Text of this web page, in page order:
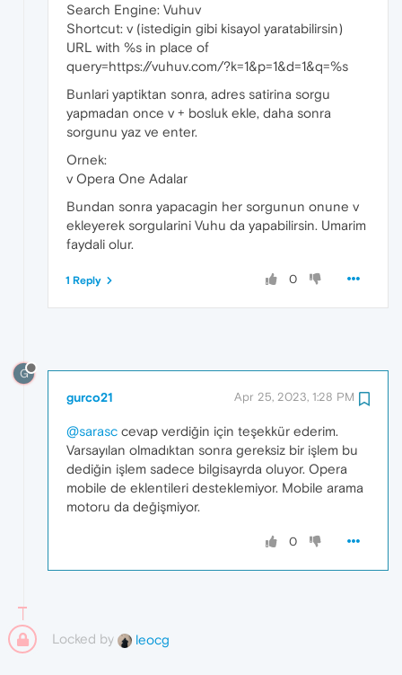
Search Engine: Vuhuv
Shortcut: v (istedigin gibi kisayol yaratabilirsin)
URL with %s in place of
query=https://vuhuv.com/?k=1&p=1&d=1&q=%s
Bunlari yaptiktan sonra, adres satirina sorgu
yapmadan once v + bosluk ekle, daha sonra
sorgunu yaz ve enter.
Ornek:
v Opera One Adalar
Bundan sonra yapacagin her sorgunun onune v
ekleyerek sorgularini Vuhu da yapabilirsin. Umarim
faydali olur.
0
1 Reply
G
gurco21 Apr 25, 2023, 1:28 PM
@sarasc cevap verdiğin için teşekkür ederim.
Varsayılan olmadıktan sonra gereksiz bir işlem bu
dediğin işlem sadece bilgisayrda oluyor. Opera
mobile de eklentileri desteklemiyor. Mobile arama
motoru da değişmiyor.
0
Locked by leocg